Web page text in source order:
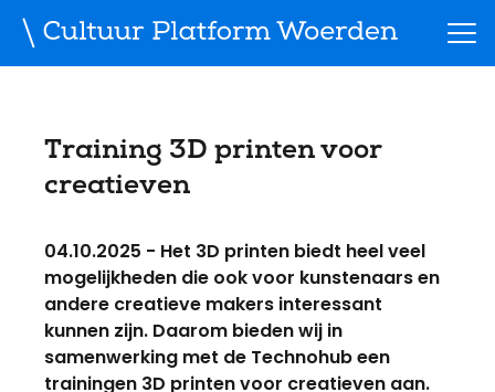
Training 3D printen voor
creatieven
04.10.2025 - Het 3D printen biedt heel veel
mogelijkheden die ook voor kunstenaars en
andere creatieve makers interessant
kunnen zijn. Daarom bieden wij in
samenwerking met de Technohub een
trainingen 3D printen voor creatieven aan.